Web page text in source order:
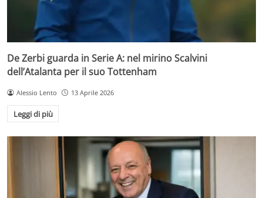
De Zerbi guarda in Serie A: nel mirino Scalvini
dell’Atalanta per il suo Tottenham
Alessio Lento 13 Aprile 2026
Leggi di più